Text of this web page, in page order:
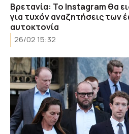
Βρετανία: Το Instagram θα
για τυχόν αναζητήσεις των
αυτοκτονία
26/02 15:32